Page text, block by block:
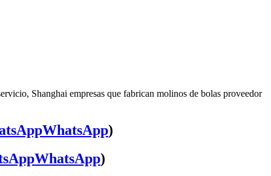
Shanghai empresas que fabrican molinos de bolas proveedor
WhatsApp)
WhatsApp)